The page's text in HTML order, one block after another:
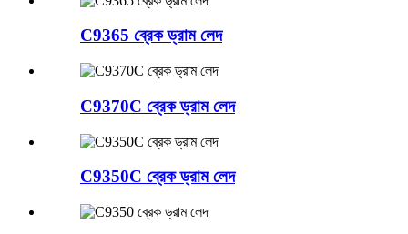
C9365 ব্রেক ড্রাম লেদ
C9370C ব্রেক ড্রাম লেদ
C9350C ব্রেক ড্রাম লেদ